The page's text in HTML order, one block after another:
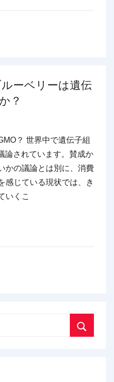
ーベリーは遺伝
？
？ 世界中で遺伝子組
論されています。賛成か
かの議論とは別に、消費
感じている現状では、き
いくこ